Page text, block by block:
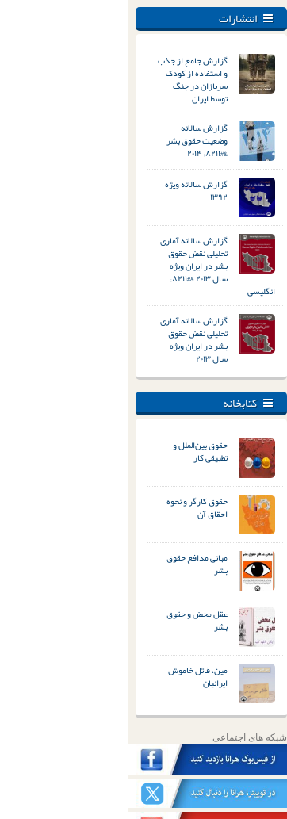
انتشارات
گزارش جامع از جذب
و استفاده از کودک
سربازان در جنگ
توسط ایران
گزارش سالانه
وضعیت حقوق بشر
&#۸۲۱۱; ۲۰۱۴
گزارش سالانه ویژه
۱۳۹۲
گزارش سالانه آماری –
تحلیلی نقض حقوق
بشر در ایران ویژه
سال ۲۰۱۳ &#۸۲۱۱;
انگلیسی
گزارش سالانه آماری –
تحلیلی نقض حقوق
بشر در ایران ویژه
سال ۲۰۱۳
کتابخانه
حقوق بین‌الملل و
تطبیقی کار
حقوق کارگر و نحوه
احقاق آن
مبانی مدافع حقوق
بشر
عقل محض و حقوق
بشر
مین، قاتل خاموش
ایرانیان
شبکه های اجتماعی